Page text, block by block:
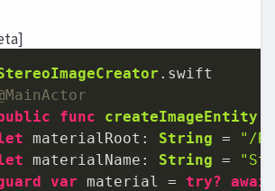
func createImageEntity
materialRoot: String =
"/
materialName: String =
var material = try? await